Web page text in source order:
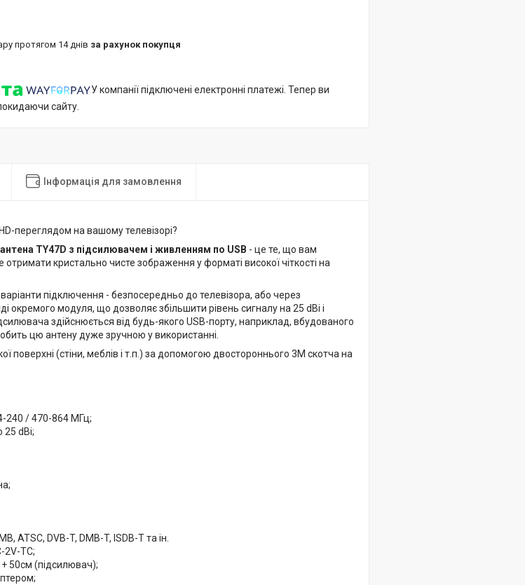
протягом 14 днів за рахунок покупця
У компанії підключені електронні платежі. Тепер ви
сайту.
Інформація для замовлення
переглядом на вашому телевізорі?
TY47D з підсилювачем і живленням по USB - це те, що вам
кристально чисте зображення у форматі високої чіткості на
підключення - безпосередньо до телевізора, або через
окремого модуля, що дозволяє збільшити рівень сигналу на 25 dBi і
здійснюється від будь-якого USB-порту, наприклад, вбудованого
цю антену дуже зручною у використанні.
поверхні (стіни, меблів і т.п.) за допомогою двостороннього 3M скотча на
240 / 470-864 МГц;
25 dBi;
ATSC, DVB-T, DMB-T, ISDB-T та ін.
2V-TC;
50см (підсилювач);